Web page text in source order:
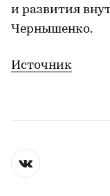
и развития
Чернышенко.
Источник